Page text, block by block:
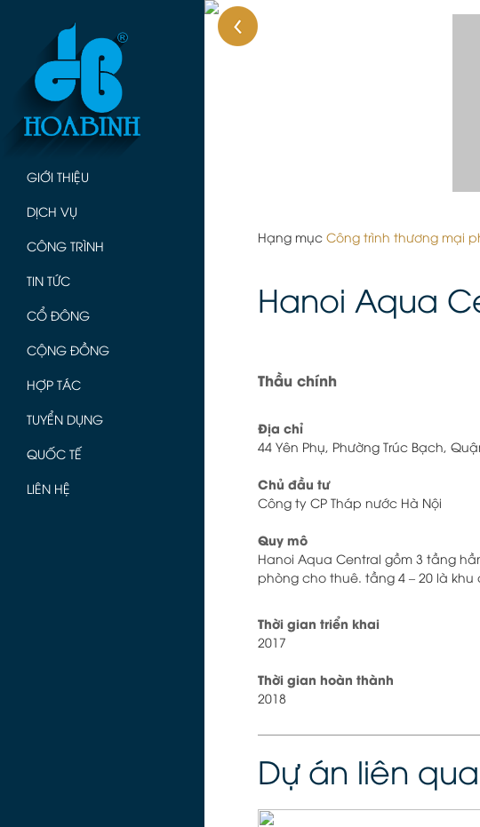
GIỚI THIỆU
DỊCH VỤ
CÔNG TRÌNH
TIN TỨC
CỔ ĐÔNG
CỘNG ĐỒNG
HỢP TÁC
TUYỂN DỤNG
QUỐC TẾ
LIÊN HỆ
Hạng mục Công trình thương mại
Hanoi Aqua
Thầu chính
Địa chỉ
44 Yên Phụ, Phường Trúc Bạch,
Chủ đầu tư
Công ty CP Tháp nước Hà Nội
Quy mô
Hanoi Aqua Central gồm 3 tầng
phòng cho thuê. tầng 4 – 20 là
Thời gian triển khai
2017
Thời gian hoàn thành
2018
Dự án liên